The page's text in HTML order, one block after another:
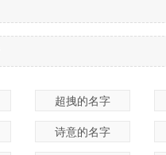
超拽的名字
诗意的名字